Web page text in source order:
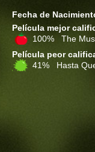
Fecha de
Película mejor
100% The
Película peor
41% Hasta